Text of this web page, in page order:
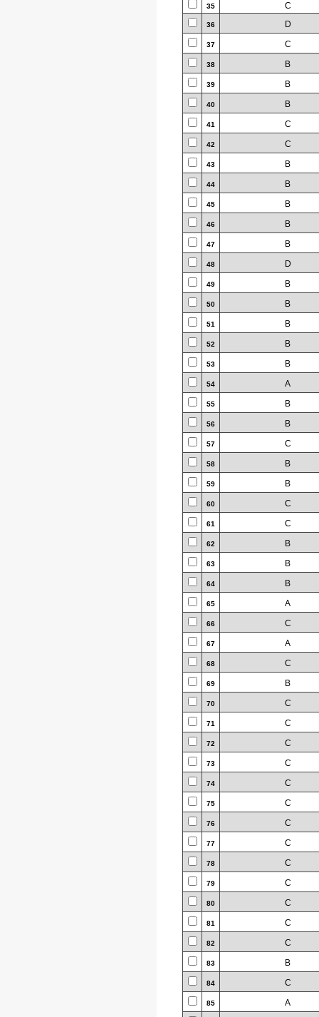
35 C
36 D
37 C
38 B
39 B
40 B
41 C
42 C
43 B
44 B
45 B
46 B
47 B
48 D
49 B
50 B
51 B
52 B
53 B
54 A
55 B
56 B
57 C
58 B
59 B
60 C
61 C
62 B
63 B
64 B
65 A
66 C
67 A
68 C
69 B
70 C
71 C
72 C
73 C
74 C
75 C
76 C
77 C
78 C
79 C
80 C
81 C
82 C
83 B
84 C
85 A